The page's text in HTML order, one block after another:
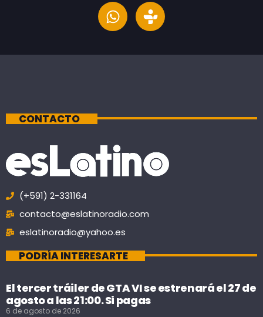
CONTACTO
(+591) 2-331164
contacto@eslatinoradio.com
eslatinoradio@yahoo.es
PODRÍA INTERESARTE
El tercer tráiler de GTA VI se estrenará el 27 de
agosto a las 21:00. Si pagas
6 de agosto de 2026